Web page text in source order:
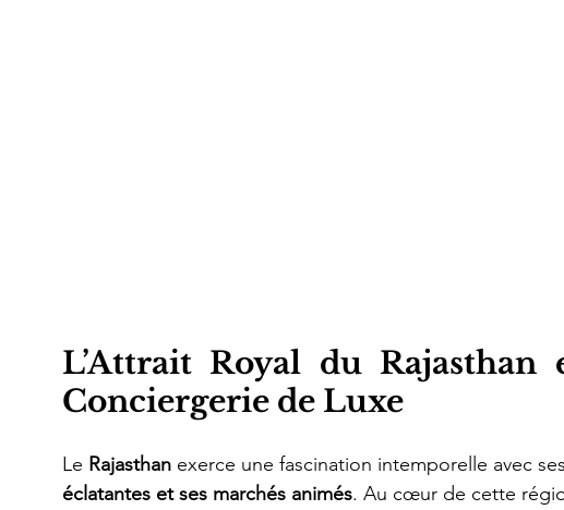
L’Attrait Royal du Rajasthan
Conciergerie de Luxe
Le Rajasthan exerce une fascination intemporelle avec ses
éclatantes et ses marchés animés. Au cœur de cette